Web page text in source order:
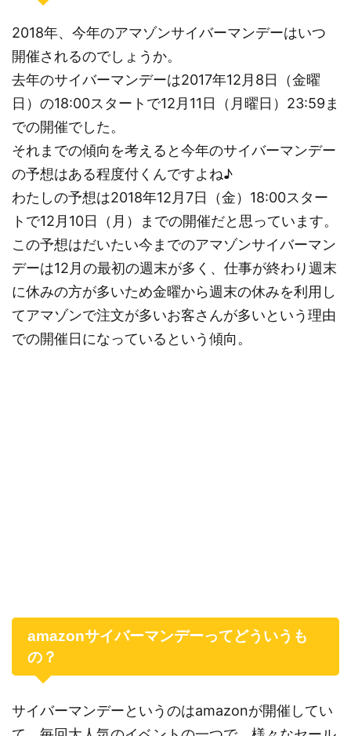
2018年、今年のアマゾンサイバーマンデーはいつ
開催されるのでしょうか。
去年のサイバーマンデーは2017年12月8日（金曜
日）の18:00スタートで12月11日（月曜日）23:59ま
での開催でした。
それまでの傾向を考えると今年のサイバーマンデー
の予想はある程度付くんですよね♪
わたしの予想は2018年12月7日（金）18:00スター
トで12月10日（月）までの開催だと思っています。
この予想はだいたい今までのアマゾンサイバーマン
デーは12月の最初の週末が多く、仕事が終わり週末
に休みの方が多いため金曜から週末の休みを利用し
てアマゾンで注文が多いお客さんが多いという理由
での開催日になっているという傾向。
amazonサイバーマンデーってどういうも
の？
サイバーマンデーというのはamazonが開催してい